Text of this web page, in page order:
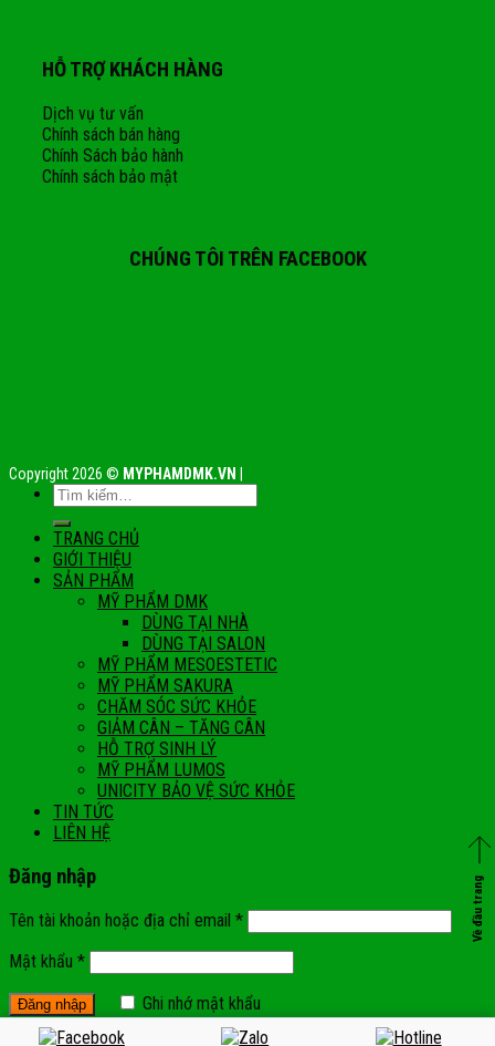
HỖ TRỢ KHÁCH HÀNG
Dịch vụ tư vấn
Chính sách bán hàng
Chính Sách bảo hành
Chính sách bảo mật
CHÚNG TÔI TRÊN FACEBOOK
Về đầu trang
Copyright 2026 © MYPHAMDMK.VN
TRANG CHỦ
GIỚI THIỆU
SẢN PHẨM
MỸ PHẨM DMK
DÙNG TẠI NHÀ
DÙNG TẠI SALON
MỸ PHẨM MESOESTETIC
MỸ PHẨM SAKURA
CHĂM SÓC SỨC KHỎE
GIẢM CÂN – TĂNG CÂN
HỖ TRỢ SINH LÝ
MỸ PHẨM LUMOS
UNICITY BẢO VỆ SỨC KHỎE
TIN TỨC
LIÊN HỆ
Đăng nhập
Tên tài khoản hoặc địa chỉ email *
Mật khẩu *
Ghi nhớ mật khẩu